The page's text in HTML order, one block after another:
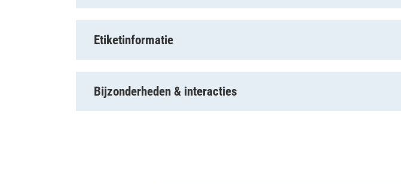
Etiketinformatie
Bijzonderheden & interacties